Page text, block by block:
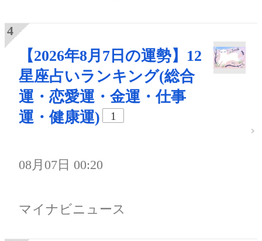
【2026年8月7日の運勢】12
星座占いランキング(総合
運・恋愛運・金運・仕事
運・健康運)
1
08月07日 00:20
マイナビニュース